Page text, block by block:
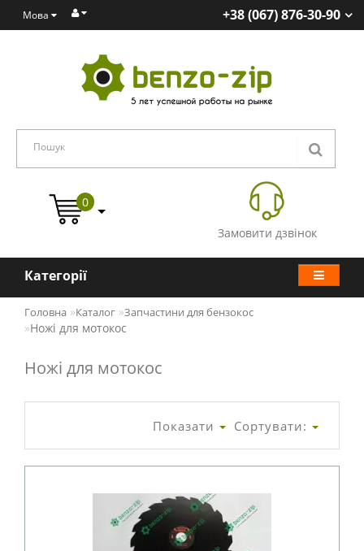
Мова +38 (067) 876-30-90
Замовити дзвінок
0
Категорії
Головна Каталог Запчастини для бензокос
Ножі для мотокос
Ножі для мотокос
Сортувати:
Показати